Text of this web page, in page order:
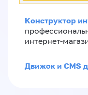
Конструктор
интернет-
Движок и CMS